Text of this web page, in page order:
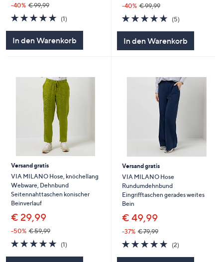
-40% € 99,99
5.0
von
(1)1
In den Warenkorb
-40% € 99,99
5.0
von
(5)5
In den Warenkorb
Versand gratis
VIA MILANO Hose, knöchellang
Webware, Dehnbund
Seitennahttaschen konischer
Beinverlauf
€ 29,99
-50% € 59,99
5.0
von
(1)1
Versand gratis
VIA MILANO Hose
Rundumdehnbund
Eingrifftaschen gerades weites
Bein
€ 49,99
-37% € 79,99
5.0
von
(2)2